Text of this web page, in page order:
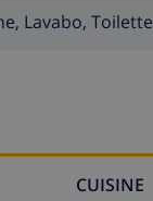
Lavabo, Toilette
CUISINE